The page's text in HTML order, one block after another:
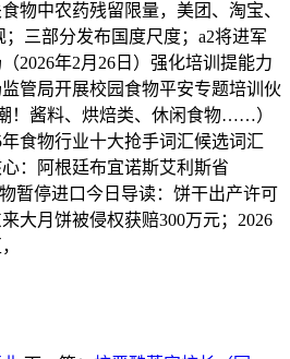
物中农药残留限量，美团、淘宝、
三部分发布国度尺度；a2将进军
2026年2月26日）强化培训提能力
管局开展校园食物平安专题培训伙
！酱料、烘焙类、休闲食物……）
食物行业十大抢手词汇候选词汇
心：阿根廷布宜诺斯艾利斯省
暂停进口今日导读：饼干出产许可
大月饼被侵权获赔300万元；2026